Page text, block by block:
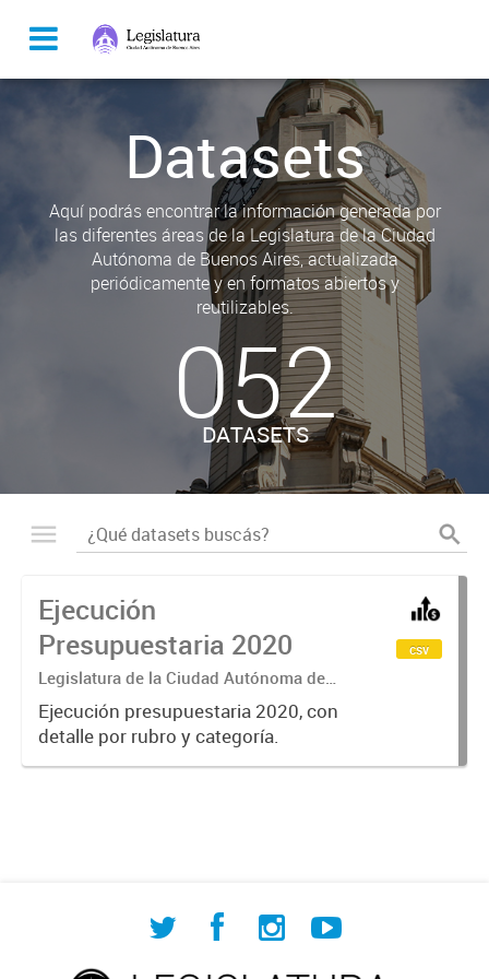
Datasets
Aquí podrás encontrar la información generada por
las diferentes áreas de la Legislatura de la Ciudad
Autónoma de Buenos Aires, actualizada
periódicamente y en formatos abiertos y
reutilizables.
052
DATASETS
Ejecución
Presupuestaria 2020
Legislatura de la Ciudad Autónoma de
Buenos Aires
Ejecución presupuestaria 2020, con
detalle por rubro y categoría.
csv